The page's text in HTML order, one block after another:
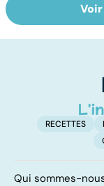
Tout savoir
les
RECETTES
Qui sommes-